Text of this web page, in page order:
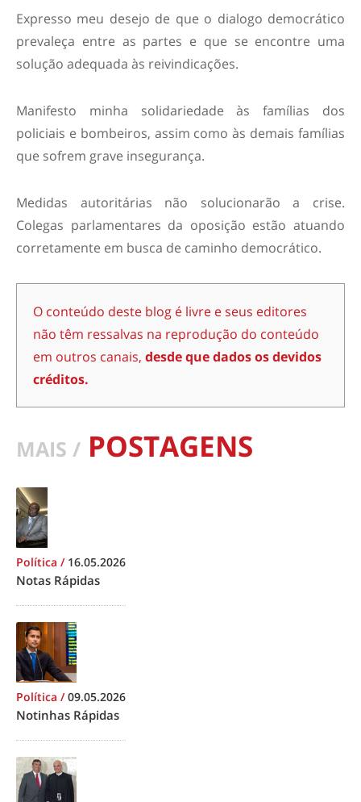
Expresso meu desejo de que o dialogo democrático
prevaleça entre as partes e que se encontre uma
solução adequada às reivindicações.
Manifesto minha solidariedade às famílias dos
policiais e bombeiros, assim como às demais famílias
que sofrem grave insegurança.
Medidas autoritárias não solucionarão a crise.
Colegas parlamentares da oposição estão atuando
corretamente em busca de caminho democrático.
O conteúdo deste blog é livre e seus editores
não têm ressalvas na reprodução do conteúdo
em outros canais, desde que dados os devidos
créditos.
MAIS / POSTAGENS
Política / 16.05.2026
Notas Rápidas
Política /09.05.2026
Notinhas Rápidas